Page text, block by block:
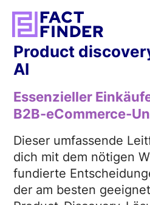
Lösungen
Industrien
Ressourcen
About
Product
AI
Essenzieller
B2B-eCommerce-
Dieser umfassende
dich mit dem nötigen
fundierte
der am besten